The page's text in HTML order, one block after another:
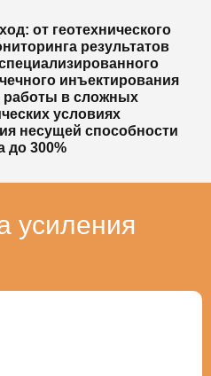
от геотехнического
результатов
инъектирования
в сложных
условиях
несущей способности
до 300%
усиления